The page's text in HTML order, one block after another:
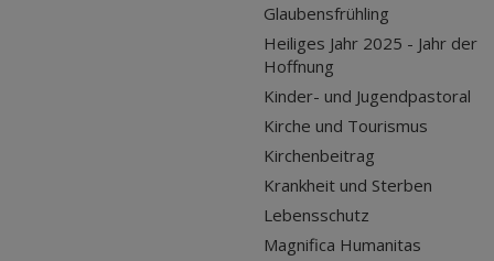
Glaubensfrühling
Heiliges Jahr 2025 - Jahr der
Hoffnung
Kinder- und Jugendpastoral
Kirche und Tourismus
Kirchenbeitrag
Krankheit und Sterben
Lebensschutz
Magnifica Humanitas